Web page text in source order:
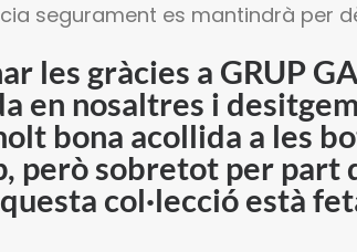
segurament es mantindrà per
les gràcies a GRUP
en nosaltres i
bona acollida a les
però sobretot per part
col·lecció està